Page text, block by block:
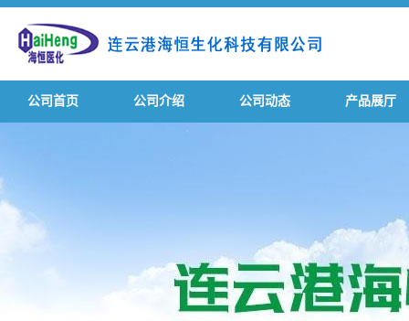
公司首页 公司介绍 公司动态 产品展厅